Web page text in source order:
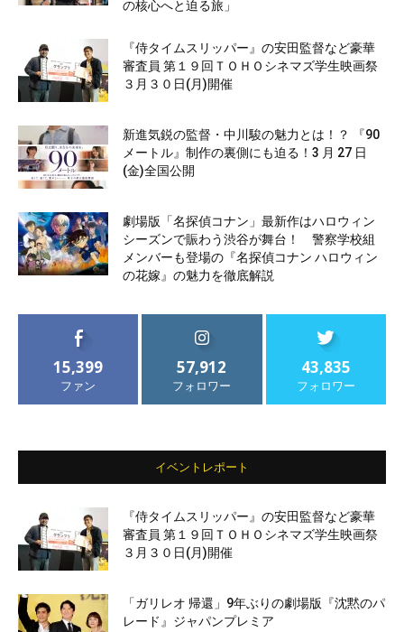
の核心へと迫る旅」
『侍タイムスリッパー』の安田監督など豪華
審査員 第１９回ＴＯＨＯシネマズ学生映画祭
３月３０日(月)開催
新進気鋭の監督・中川駿の魅力とは！？ 『90
メートル』制作の裏側にも迫る！3 月 27 日
(金)全国公開
劇場版「名探偵コナン」最新作はハロウィン
シーズンで賑わう渋谷が舞台！ 警察学校組
メンバーも登場の『名探偵コナン ハロウィン
の花嫁』の魅力を徹底解説
15,399
ファン
57,912
フォロワー
43,835
フォロワー
イベントレポート
『侍タイムスリッパー』の安田監督など豪華
審査員 第１９回ＴＯＨＯシネマズ学生映画祭
３月３０日(月)開催
「ガリレオ 帰還」9年ぶりの劇場版『沈黙のパ
レード』ジャパンプレミア